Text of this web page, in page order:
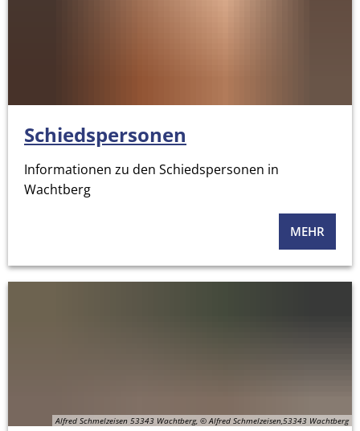
Schiedspersonen
Informationen zu den Schiedspersonen in
Wachtberg
MEHR
Alfred Schmelzeisen 53343 Wachtberg, © Alfred Schmelzeisen,53343 Wachtberg